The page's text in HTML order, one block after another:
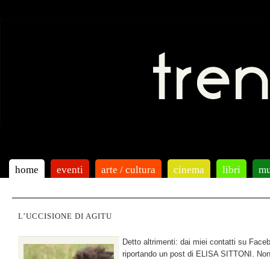
home eventi arte / cultura cinema libri
L’UCCISIONE DI AGITU
Detto altrimenti: dai miei contatti su
riportando un post di ELISA SITTONI.